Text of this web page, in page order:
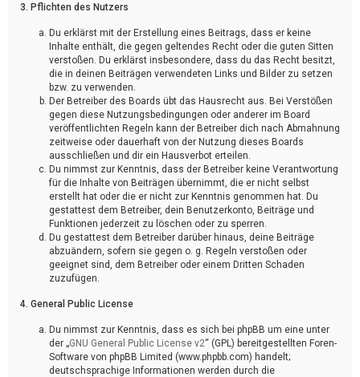
3. Pflichten des Nutzers
Du erklärst mit der Erstellung eines Beitrags, dass er keine
Inhalte enthält, die gegen geltendes Recht oder die guten Sitten
verstoßen. Du erklärst insbesondere, dass du das Recht besitzt,
die in deinen Beiträgen verwendeten Links und Bilder zu setzen
bzw. zu verwenden.
Der Betreiber des Boards übt das Hausrecht aus. Bei Verstößen
gegen diese Nutzungsbedingungen oder anderer im Board
veröffentlichten Regeln kann der Betreiber dich nach Abmahnung
zeitweise oder dauerhaft von der Nutzung dieses Boards
ausschließen und dir ein Hausverbot erteilen.
Du nimmst zur Kenntnis, dass der Betreiber keine Verantwortung
für die Inhalte von Beiträgen übernimmt, die er nicht selbst
erstellt hat oder die er nicht zur Kenntnis genommen hat. Du
gestattest dem Betreiber, dein Benutzerkonto, Beiträge und
Funktionen jederzeit zu löschen oder zu sperren.
Du gestattest dem Betreiber darüber hinaus, deine Beiträge
abzuändern, sofern sie gegen o. g. Regeln verstoßen oder
geeignet sind, dem Betreiber oder einem Dritten Schaden
zuzufügen.
4. General Public License
Du nimmst zur Kenntnis, dass es sich bei phpBB um eine unter
der „GNU General Public License v2“ (GPL) bereitgestellten Foren-
Software von phpBB Limited (www.phpbb.com) handelt;
deutschsprachige Informationen werden durch die